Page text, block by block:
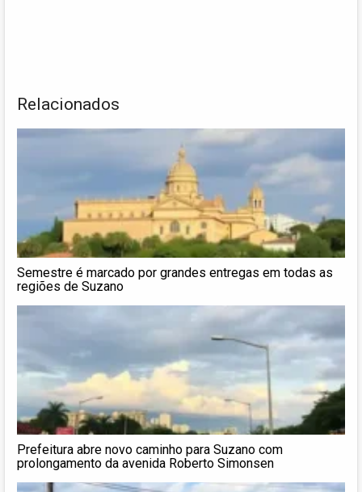
Relacionados
Semestre é marcado por grandes entregas em todas as
regiões de Suzano
Prefeitura abre novo caminho para Suzano com
prolongamento da avenida Roberto Simonsen